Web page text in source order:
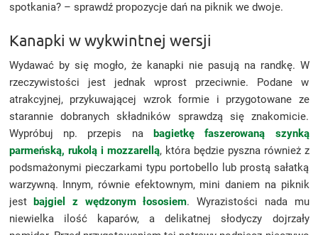
spotkania? – sprawdź propozycje dań na piknik we dwoje.
Kanapki w wykwintnej wersji
Wydawać by się mogło, że kanapki nie pasują na randkę. W
rzeczywistości jest jednak wprost przeciwnie. Podane w
atrakcyjnej, przykuwającej wzrok formie i przygotowane ze
starannie dobranych składników sprawdzą się znakomicie.
Wypróbuj np. przepis na bagietkę faszerowaną szynką
parmeńską, rukolą i mozzarellą, która będzie pyszna również z
podsmażonymi pieczarkami typu portobello lub prostą sałatką
warzywną. Innym, równie efektownym, mini daniem na piknik
jestbajgiel z wędzonym łososiem. Wyrazistości nada mu
niewielka ilość kaparów, a delikatnej słodyczy dojrzały